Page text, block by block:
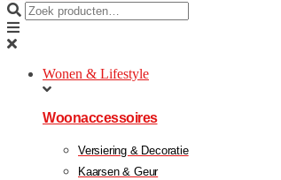
Wonen & Lifestyle
Woonaccessoires
Versiering & Decoratie
Kaarsen & Geur